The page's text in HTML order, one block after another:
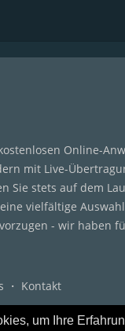
Online-
mit Live-
Sie stets auf dem
vielfältige
- wir haben
・ Kontakt
um Ihre